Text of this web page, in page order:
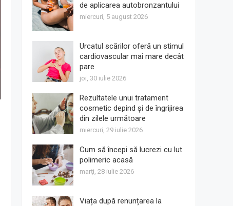
de aplicarea autobronzantului
miercuri, 5 august 2026
Urcatul scărilor oferă un stimul
cardiovascular mai mare decât
pare
joi, 30 iulie 2026
Rezultatele unui tratament
cosmetic depind și de îngrijirea
din zilele următoare
miercuri, 29 iulie 2026
Cum să începi să lucrezi cu lut
polimeric acasă
marți, 28 iulie 2026
Viața după renunțarea la